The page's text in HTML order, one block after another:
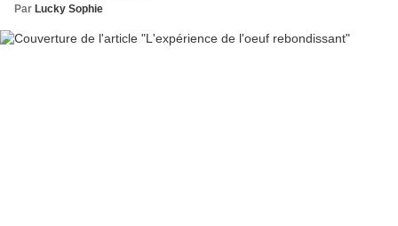
Par Lucky Sophie